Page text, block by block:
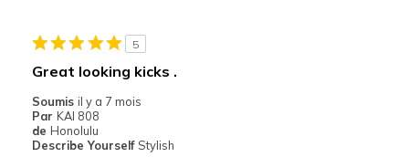
Going Out
5
Great looking kicks .
Soumis il y a 7 mois
Par KAI 808
de Honolulu
Describe Yourself Stylish